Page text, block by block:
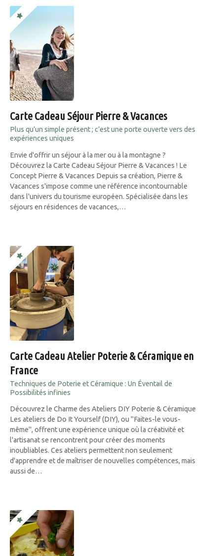
Carte Cadeau Séjour Pierre & Vacances
Plus qu’un simple présent ; c’est une porte ouverte vers des
expériences uniques
Envie d'offrir un séjour à la mer ou à la montagne ?
Découvrez la Carte Cadeau Séjour Pierre & Vacances ! Le
Concept Pierre & Vacances Depuis sa création, Pierre &
Vacances s'impose comme une référence incontournable
dans l'univers du tourisme européen. Spécialisée dans les
séjours en résidences de vacances,…
Carte Cadeau Atelier Poterie & Céramique en
France
Techniques de Poterie et Céramique : Un Éventail de
Possibilités infinies
Découvrez le Charme des Ateliers DIY Poterie & Céramique
Les ateliers de Do It Yourself (DIY), ou "Faites-le vous-
même", offrent une expérience unique où la créativité et
l'artisanat se rencontrent pour créer des moments
inoubliables. Ces ateliers permettent non seulement
d'apprendre et de maîtriser de nouvelles compétences, mais
aussi de…